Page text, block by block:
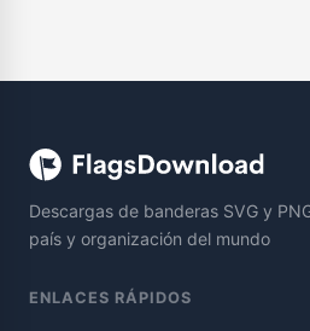
Descargas de banderas SVG y
país y organización del mundo
ENLACES RÁPIDOS